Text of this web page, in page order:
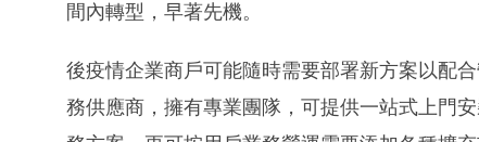
間內轉型，早著先機。
後疫情企業商戶可能隨時需要部署新方案以配
務供應商，擁有專業團隊，可提供一站式上門